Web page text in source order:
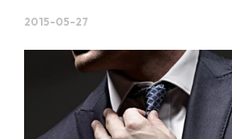
2015-05-27